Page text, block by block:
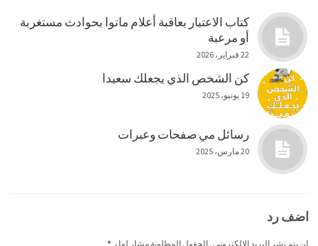
كتاب الاعتبار بعاقبة أعلام ماتوا بحوادث مستغربة
أو مرعبة
22 فبراير، 2026
كن الشخص الذي يجعلك سعيدا
19 يونيو، 2025
رسائل مي صفحات وعبرات
20 مارس، 2025
اضف رد
لن يتم نشر البريد الإلكتروني . الحقول المطلوبة مشار لها بـ*